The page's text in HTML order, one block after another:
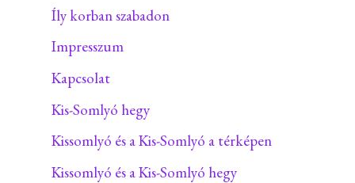
Íly korban szabadon
Impresszum
Kapcsolat
Kis-Somlyó hegy
Kissomlyó és a Kis-Somlyó a térképen
Kissomlyó és a Kis-Somlyó hegy